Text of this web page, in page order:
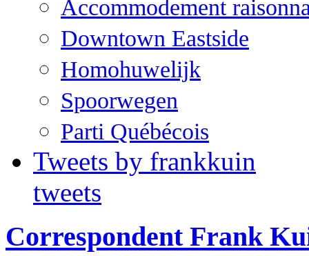
Accommodement
Downtown Eastside
Homohuwelijk
Spoorwegen
Parti Québécois
Tweets by frankkuin
tweets
Correspondent Frank